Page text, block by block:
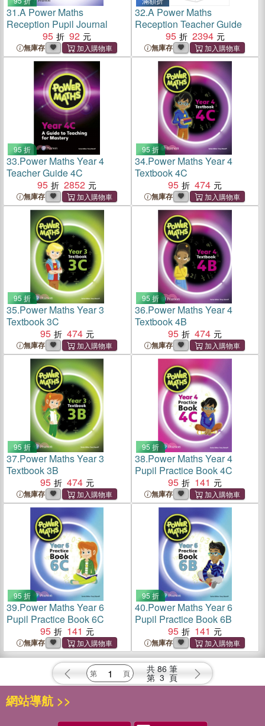
31.A Power Maths
Reception Pupil Journal
95
92
無庫存
32.A Power Maths
Reception Teacher Guide
95
2394
無庫存
95 折
33.Power Maths Year 4
Teacher Guide 4C
95
2852
無庫存
95 折
34.Power Maths Year 4
Textbook 4C
95
474
無庫存
95 折
35.Power Maths Year 3
Textbook 3C
95
474
無庫存
95 折
36.Power Maths Year 4
Textbook 4B
95
474
無庫存
95 折
37.Power Maths Year 3
Textbook 3B
95
474
無庫存
95 折
38.Power Maths Year 4
Pupil Practice Book 4C
95
141
無庫存
95 折
39.Power Maths Year 6
Pupil Practice Book 6C
95
141
無庫存
95 折
40.Power Maths Year 6
Pupil Practice Book 6B
95
141
無庫存
共 86 筆
第 3 頁
網站導航 >>